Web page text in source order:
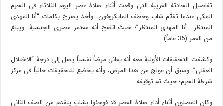
تفاصیل الحادثۀ الغریبۀ التی وقعت أثناء صلاۀ عصر الیوم الثلاثاء فی الحرم
المکی عندما تقدَّم شاب وخطف المایکروفون، وأخذ یصرخ بکلمات “أنا المهدی
المنتظر.. أنا المهدی المنتظر”؛ حیث اتضح أنه معتمر مصری الجنسیۀ، ویبلغ
من العمر (35 عاماً).
وکشفت التحقیقات الأولیۀ معه أنه یعانی مرضاً نفسیاً یصل إلى درجۀ “الاختلال
العقلی”، وسبق أن عولج من هذا المرض، وأنه یخضع للتحقیقات حالیاً فی مرکز
شرطۀ الحرم؛ حیث تم توقیفه.
وکان المصلون أثناء أداء صلاۀ العصر قد فوجئوا بشاب یتقدم من الصف الثانی